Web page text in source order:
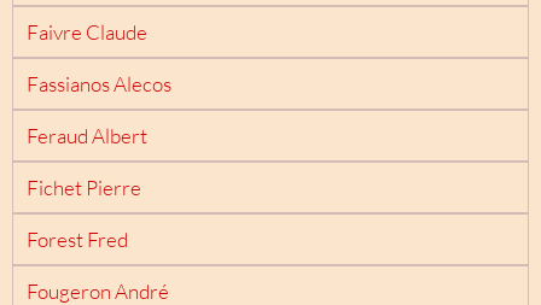
Faivre Claude
Fassianos Alecos
Feraud Albert
Fichet Pierre
Forest Fred
Fougeron André